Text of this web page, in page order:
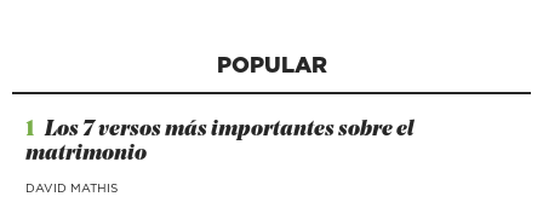
POPULAR
1 Los 7 versos más importantes sobre el
matrimonio
DAVID MATHIS